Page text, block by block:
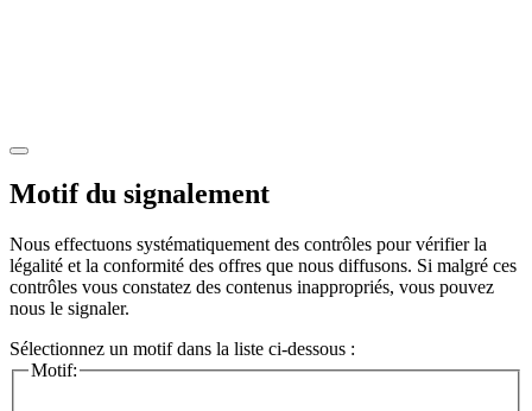
Motif du signalement
Nous effectuons systématiquement des contrôles pour vérifier la
légalité et la conformité des offres que nous diffusons. Si malgré ces
contrôles vous constatez des contenus inappropriés, vous pouvez
nous le signaler.
Sélectionnez un motif dans la liste ci-dessous :
Motif: